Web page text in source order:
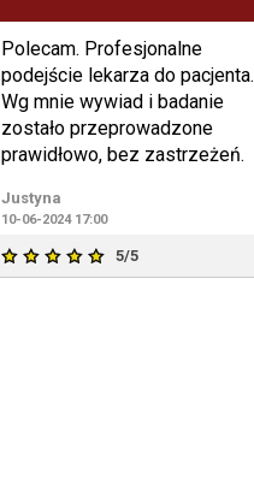
Polecam. Profesjonalne
podejście lekarza do pacjenta.
Wg mnie wywiad i badanie
zostało przeprowadzone
prawidłowo, bez zastrzeżeń.
Justyna
10-06-2024 17:00
5/5